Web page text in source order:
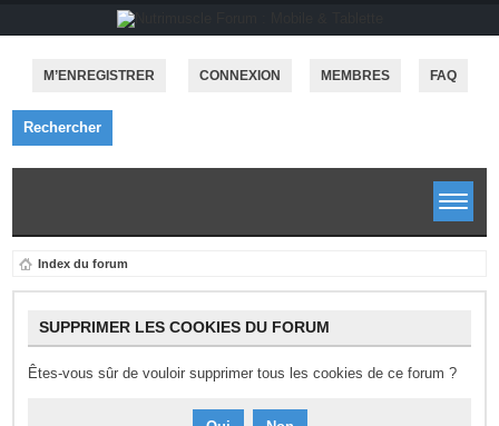
M’ENREGISTRER CONNEXION MEMBRES FAQ
Rechercher
Index du forum
SUPPRIMER LES COOKIES DU FORUM
Êtes-vous sûr de vouloir supprimer tous les cookies de ce forum ?